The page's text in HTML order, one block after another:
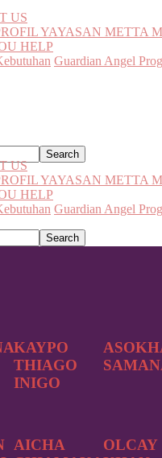
US
YAYASAN METTA
HELP
Guardian Angel
US
YAYASAN METTA
HELP
Guardian Angel
KAYPO
THIAGO
INIGO
AICHA
OLCAY